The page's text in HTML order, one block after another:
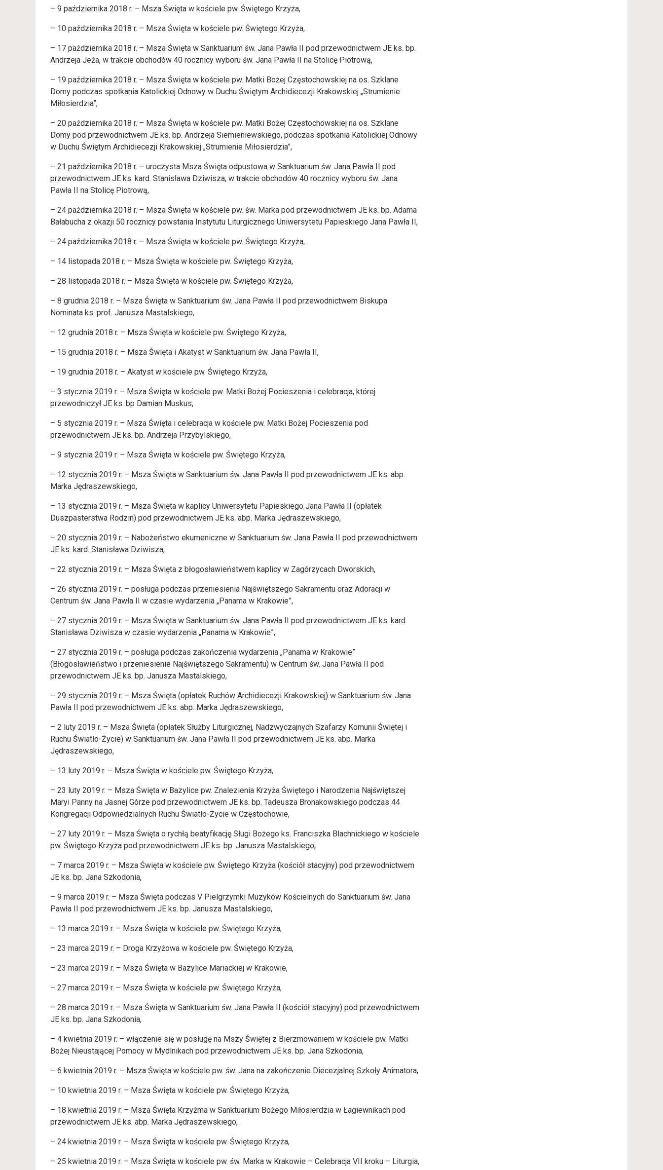
– 9 października 2018 r. – Msza Święta w kościele pw. Świętego Krzyża,
– 10 października 2018 r. – Msza Święta w kościele pw. Świętego Krzyża,
– 17 października 2018 r. – Msza Święta w Sanktuarium św. Jana Pawła II pod przewodnictwem JE ks. bp.
Andrzeja Jeża, w trakcie obchodów 40 rocznicy wyboru św. Jana Pawła II na Stolicę Piotrową,
– 19 października 2018 r. – Msza Święta w kościele pw. Matki Bożej Częstochowskiej na os. Szklane
Domy podczas spotkania Katolickiej Odnowy w Duchu Świętym Archidiecezji Krakowskiej „Strumienie
Miłosierdzia”,
– 20 października 2018 r. – Msza Święta w kościele pw. Matki Bożej Częstochowskiej na os. Szklane
Domy pod przewodnictwem JE ks. bp. Andrzeja Siemieniewskiego, podczas spotkania Katolickiej Odnowy
w Duchu Świętym Archidiecezji Krakowskiej „Strumienie Miłosierdzia”,
– 21 października 2018 r. – uroczysta Msza Święta odpustowa w Sanktuarium św. Jana Pawła II pod
przewodnictwem JE ks. kard. Stanisława Dziwisza, w trakcie obchodów 40 rocznicy wyboru św. Jana
Pawła II na Stolicę Piotrową,
– 24 października 2018 r. – Msza Święta w kościele pw. św. Marka pod przewodnictwem JE ks. bp. Adama
Bałabucha z okazji 50 rocznicy powstania Instytutu Liturgicznego Uniwersytetu Papieskiego Jana Pawła II,
– 24 października 2018 r. – Msza Święta w kościele pw. Świętego Krzyża,
– 14 listopada 2018 r. – Msza Święta w kościele pw. Świętego Krzyża,
– 28 listopada 2018 r. – Msza Święta w kościele pw. Świętego Krzyża,
– 8 grudnia 2018 r. – Msza Święta w Sanktuarium św. Jana Pawła II pod przewodnictwem Biskupa
Nominata ks. prof. Janusza Mastalskiego,
– 12 grudnia 2018 r. – Msza Święta w kościele pw. Świętego Krzyża,
– 15 grudnia 2018 r. – Msza Święta i Akatyst w Sanktuarium św. Jana Pawła II,
– 19 grudnia 2018 r. – Akatyst w kościele pw. Świętego Krzyża,
– 3 stycznia 2019 r. – Msza Święta w kościele pw. Matki Bożej Pocieszenia i celebracja, której
przewodniczył JE ks. bp Damian Muskus,
– 5 stycznia 2019 r. – Msza Święta i celebracja w kościele pw. Matki Bożej Pocieszenia pod
przewodnictwem JE ks. bp. Andrzeja Przybylskiego,
– 9 stycznia 2019 r. – Msza Święta w kościele pw. Świętego Krzyża,
– 12 stycznia 2019 r. – Msza Święta w Sanktuarium św. Jana Pawła II pod przewodnictwem JE ks. abp.
Marka Jędraszewskiego,
– 13 stycznia 2019 r. – Msza Święta w kaplicy Uniwersytetu Papieskiego Jana Pawła II (opłatek
Duszpasterstwa Rodzin) pod przewodnictwem JE ks. abp. Marka Jędraszewskiego,
– 20 stycznia 2019 r. – Nabożeństwo ekumeniczne w Sanktuarium św. Jana Pawła II pod przewodnictwem
JE ks. kard. Stanisława Dziwisza,
– 22 stycznia 2019 r. – Msza Święta z błogosławieństwem kaplicy w Zagórzycach Dworskich,
– 26 stycznia 2019 r. – posługa podczas przeniesienia Najświętszego Sakramentu oraz Adoracji w
Centrum św. Jana Pawła II w czasie wydarzenia „Panama w Krakowie”,
– 27 stycznia 2019 r. – Msza Święta w Sanktuarium św. Jana Pawła II pod przewodnictwem JE ks. kard.
Stanisława Dziwisza w czasie wydarzenia „Panama w Krakowie”,
– 27 stycznia 2019 r. – posługa podczas zakończenia wydarzenia „Panama w Krakowie”
(Błogosławieństwo i przeniesienie Najświętszego Sakramentu) w Centrum św. Jana Pawła II pod
przewodnictwem JE ks. bp. Janusza Mastalskiego,
– 29 stycznia 2019 r. – Msza Święta (opłatek Ruchów Archidiecezji Krakowskiej) w Sanktuarium św. Jana
Pawła II pod przewodnictwem JE ks. abp. Marka Jędraszewskiego,
– 2 luty 2019 r. – Msza Święta (opłatek Służby Liturgicznej, Nadzwyczajnych Szafarzy Komunii Świętej i
Ruchu Światło-Życie) w Sanktuarium św. Jana Pawła II pod przewodnictwem JE ks. abp. Marka
Jędraszewskiego,
– 13 luty 2019 r. – Msza Święta w kościele pw. Świętego Krzyża,
– 23 luty 2019 r. – Msza Święta w Bazylice pw. Znalezienia Krzyża Świętego i Narodzenia Najświętszej
Maryi Panny na Jasnej Górze pod przewodnictwem JE ks. bp. Tadeusza Bronakowskiego podczas 44
Kongregacji Odpowiedzialnych Ruchu Światło-Życie w Częstochowie,
– 27 luty 2019 r. – Msza Święta o rychłą beatyfikację Sługi Bożego ks. Franciszka Blachnickiego w kościele
pw. Świętego Krzyża pod przewodnictwem JE ks. bp. Janusza Mastalskiego,
– 7 marca 2019 r. – Msza Święta w kościele pw. Świętego Krzyża (kościół stacyjny) pod przewodnictwem
JE ks. bp. Jana Szkodonia,
– 9 marca 2019 r. – Msza Święta podczas V Pielgrzymki Muzyków Kościelnych do Sanktuarium św. Jana
Pawła II pod przewodnictwem JE ks. bp. Janusza Mastalskiego,
– 13 marca 2019 r. – Msza Święta w kościele pw. Świętego Krzyża,
– 23 marca 2019 r. – Droga Krzyżowa w kościele pw. Świętego Krzyża,
– 23 marca 2019 r. – Msza Święta w Bazylice Mariackiej w Krakowie,
– 27 marca 2019 r. – Msza Święta w kościele pw. Świętego Krzyża,
– 28 marca 2019 r. – Msza Święta w Sanktuarium św. Jana Pawła II (kościół stacyjny) pod przewodnictwem
JE ks. bp. Jana Szkodonia,
– 4 kwietnia 2019 r. – włączenie się w posługę na Mszy Świętej z Bierzmowaniem w kościele pw. Matki
Bożej Nieustającej Pomocy w Mydlnikach pod przewodnictwem JE ks. bp. Jana Szkodonia,
– 6 kwietnia 2019 r. – Msza Święta w kościele pw. św. Jana na zakończenie Diecezjalnej Szkoły Animatora,
– 10 kwietnia 2019 r. – Msza Święta w kościele pw. Świętego Krzyża,
– 18 kwietnia 2019 r. – Msza Święta Krzyżma w Sanktuarium Bożego Miłosierdzia w Łagiewnikach pod
przewodnictwem JE ks. abp. Marka Jędraszewskiego,
– 24 kwietnia 2019 r. – Msza Święta w kościele pw. Świętego Krzyża,
– 25 kwietnia 2019 r. – Msza Święta w kościele pw. św. Marka w Krakowie – Celebracja VII kroku – Liturgia,